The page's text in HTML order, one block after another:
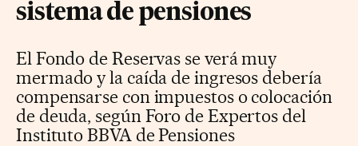
sistema de pensiones
El Fondo de Reservas se verá muy
mermado y la caída de ingresos debería
compensarse con impuestos o colocación
de deuda, según Foro de Expertos del
Instituto BBVA de Pensiones